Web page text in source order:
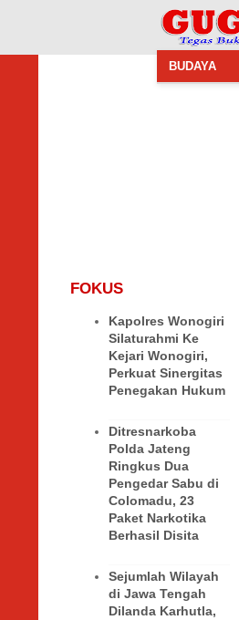
BUDAYA
FOKUS
Kapolres Wonogiri
Silaturahmi Ke
Kejari Wonogiri,
Perkuat Sinergitas
Penegakan Hukum
Ditresnarkoba
Polda Jateng
Ringkus Dua
Pengedar Sabu di
Colomadu, 23
Paket Narkotika
Berhasil Disita
Sejumlah Wilayah
di Jawa Tengah
Dilanda Karhutla,